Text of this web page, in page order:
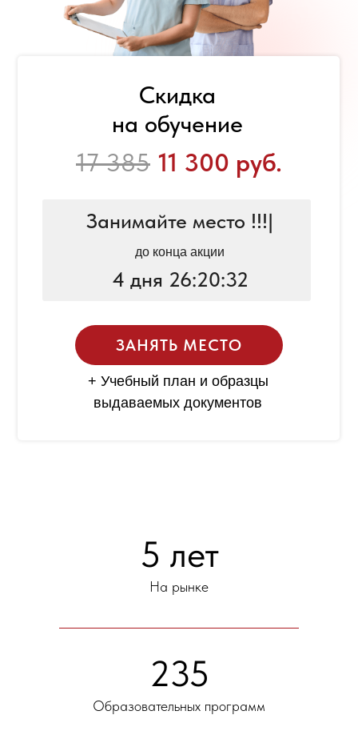
+ Учебный план и образцы
выдаваемых документов
11 300 руб.
17 385
ЗАНЯТЬ МЕСТО
Скидка
на обучение
Занимайте место !!!|
4 дня 26:20:32
до конца акции
5 лет
На рынке
235
Образовательных программ